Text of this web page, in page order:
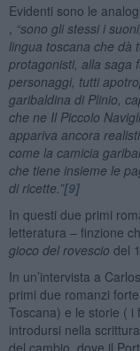
Evidenti sono le
“sono gli stessi i
lingua toscana che dà
protagonisti, alla saga
personaggi, tutti
garibaldina di Plinio,
che ne Il Piccolo
appariva ancora
come la camicia
che tiene insieme le
di ricette.”[9]
In questi due primi
letteratura – finzione
gioco del rovescio del
In un’intervista a
primi due romanzi
Toscana) e le storie ( i
introdursi nella
del cambio, dove il